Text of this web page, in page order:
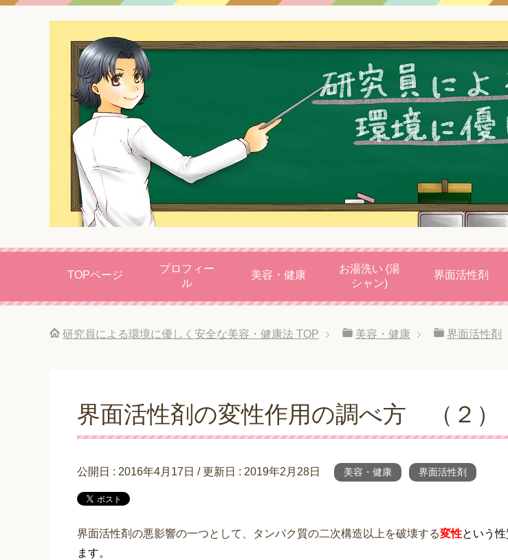
TOPページ
プロフィー
ル
美容・健康
お湯洗い (湯
シャン)
界面活性剤
研究員による環境に優しく安全な美容・健康法 TOP 美容・健康 界面活性剤
界面活性剤の変性作用の調べ方 （２）
公開日 : 2016年4月17日 / 更新日 : 2019年2月28日 美容・健康 界面活性剤
界面活性剤の悪影響の一つとして、タンパク質の二次構造以上を破壊する変性という性
ます。